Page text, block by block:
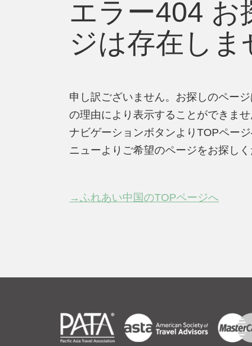
エラー404 お
ジは存在しま
申し訳ございません。お探しのペー
の理由により表示することができませ
ナビゲーションボタンよりTOPペー
ニューよりご希望のページをお探しく
→ふれあい中国のTOPページへ